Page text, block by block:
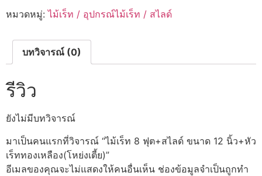
ขนาด
เร็ท
เหลือง(โหย่ง
ชิ้น
หมวดหมู่:ไม้เร็ท / อุปกรณ์ไม้เร็ท / สไลด์
บทวิจารณ์ (0)
รีวิว
ยังไม่มีบทวิจารณ์
มาเป็นคนแรกที่วิจารณ์ “ไม้เร็ท 8 ฟุต+สไลด์ ขนาด 12 นิ้ว+หัว
เร็ททองเหลือง(โหย่งเตี้ย)”
อีเมลของคุณจะไม่แสดงให้คนอื่นเห็น ช่องข้อมูลจำเป็นถูกทำ